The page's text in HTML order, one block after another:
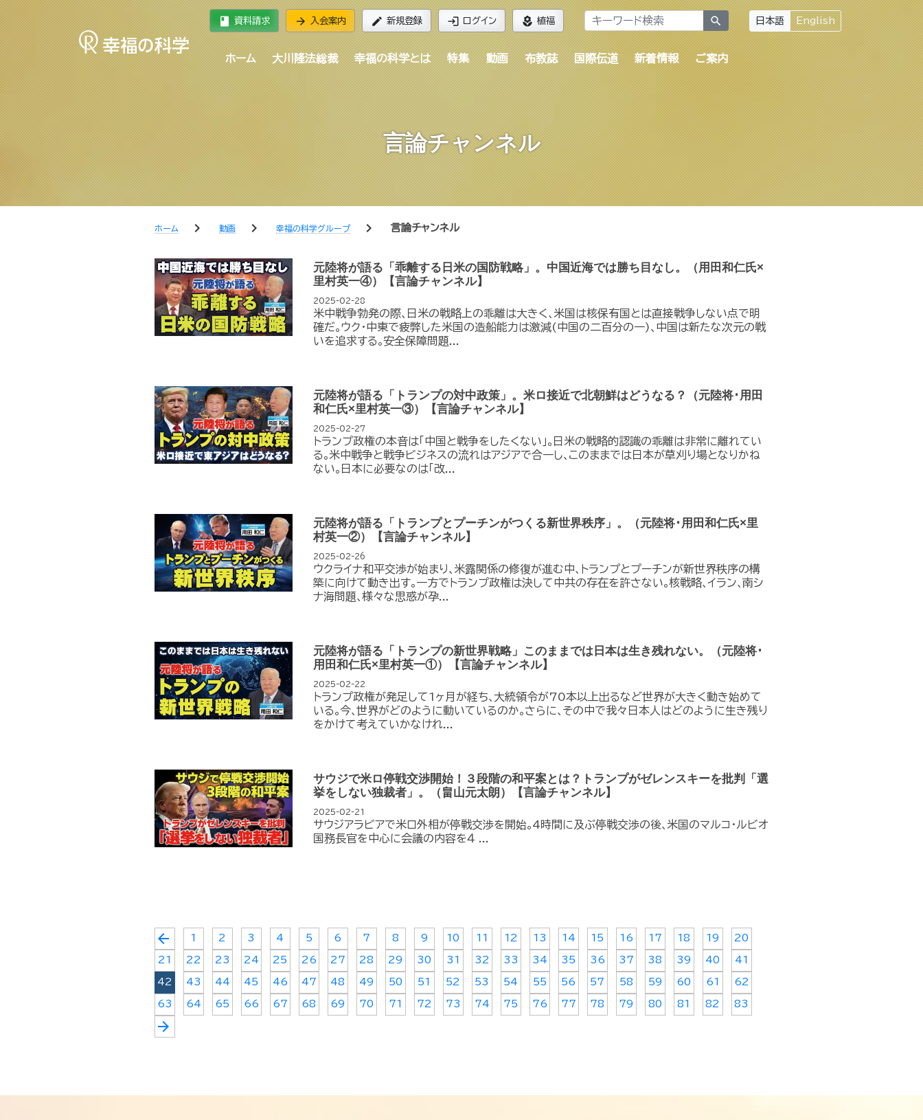
book 資料請求 arrow_forward 入会案内 edit 新規登録 login ログイン local_florist 植福 search 日本語 English
ホーム 大川隆法総裁 幸福の科学とは 特集 動画 布教誌 国際伝道 新着情報 ご案内
言論チャンネル
ホーム chevron_right 動画 chevron_right 幸福の科学グループ chevron_right 言論チャンネル
元陸将が語る「乖離する日米の国防戦略」。中国近海では勝ち目なし。（用田和仁氏×
里村英一④）【言論チャンネル】
2025-02-28
米中戦争勃発の際､日米の戦略上の乖離は大きく､米国は核保有国とは直接戦争しない点で明
確だ｡ウク･中東で疲弊した米国の造船能力は激減(中国の二百分の一)､中国は新たな次元の戦
いを追求する｡安全保障問題...
元陸将が語る「トランプの対中政策」。米ロ接近で北朝鮮はどうなる？（元陸将･用田
和仁氏×里村英一③）【言論チャンネル】
2025-02-27
トランプ政権の本音は｢中国と戦争をしたくない｣｡日米の戦略的認識の乖離は非常に離れてい
る｡米中戦争と戦争ビジネスの流れはアジアで合一し､このままでは日本が草刈り場となりかね
ない｡日本に必要なのは｢改...
元陸将が語る「トランプとプーチンがつくる新世界秩序」。（元陸将･用田和仁氏×里
村英一②）【言論チャンネル】
2025-02-26
ウクライナ和平交渉が始まり､米露関係の修復が進む中､トランプとプーチンが新世界秩序の構
築に向けて動き出す｡一方でトランプ政権は決して中共の存在を許さない｡核戦略､イラン､南シ
ナ海問題､様々な思惑が孕...
元陸将が語る「トランプの新世界戦略」このままでは日本は生き残れない。（元陸将･
用田和仁氏×里村英一①）【言論チャンネル】
2025-02-22
トランプ政権が発足して1ヶ月が経ち､大統領令が70本以上出るなど世界が大きく動き始めて
いる｡今､世界がどのように動いているのか｡さらに､その中で我々日本人はどのように生き残り
をかけて考えていかなけれ...
サウジで米ロ停戦交渉開始！３段階の和平案とは？トランプがゼレンスキーを批判「選
挙をしない独裁者」。（畠山元太朗）【言論チャンネル】
2025-02-21
サウジアラビアで米ロ外相が停戦交渉を開始｡4時間に及ぶ停戦交渉の後､米国のマルコ･ルビオ
国務長官を中心に会議の内容を４ ...
arrow_back 1 2 3 4 5 6 7 8 9 10 11 12 13 14 15 16 17 18 19 20
21 22 23 24 25 26 27 28 29 30 31 32 33 34 35 36 37 38 39 40 41
42 43 44 45 46 47 48 49 50 51 52 53 54 55 56 57 58 59 60 61 62
63 64 65 66 67 68 69 70 71 72 73 74 75 76 77 78 79 80 81 82 83
arrow_forward